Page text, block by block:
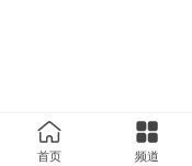
首页 频道